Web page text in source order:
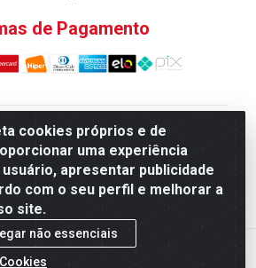
cookies próprios e de
uma experiência
apresentar publicidade
com o seu perfil e melhorar a
site.
não essenciais
de Pagamento
F. Pereira Queiroz Comercio e
- Quadra Qi 10 Lotes 39 e, 41 - Setor
Brasília/DF - CEP 72.135-100 -
13.184.675/0001-80